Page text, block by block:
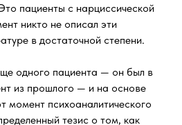
пациенты с нарциссической
никто не описал эти
в достаточной степени.
одного пациента — он был в
из прошлого — и на основе
момент психоаналитического
тезис о том, как